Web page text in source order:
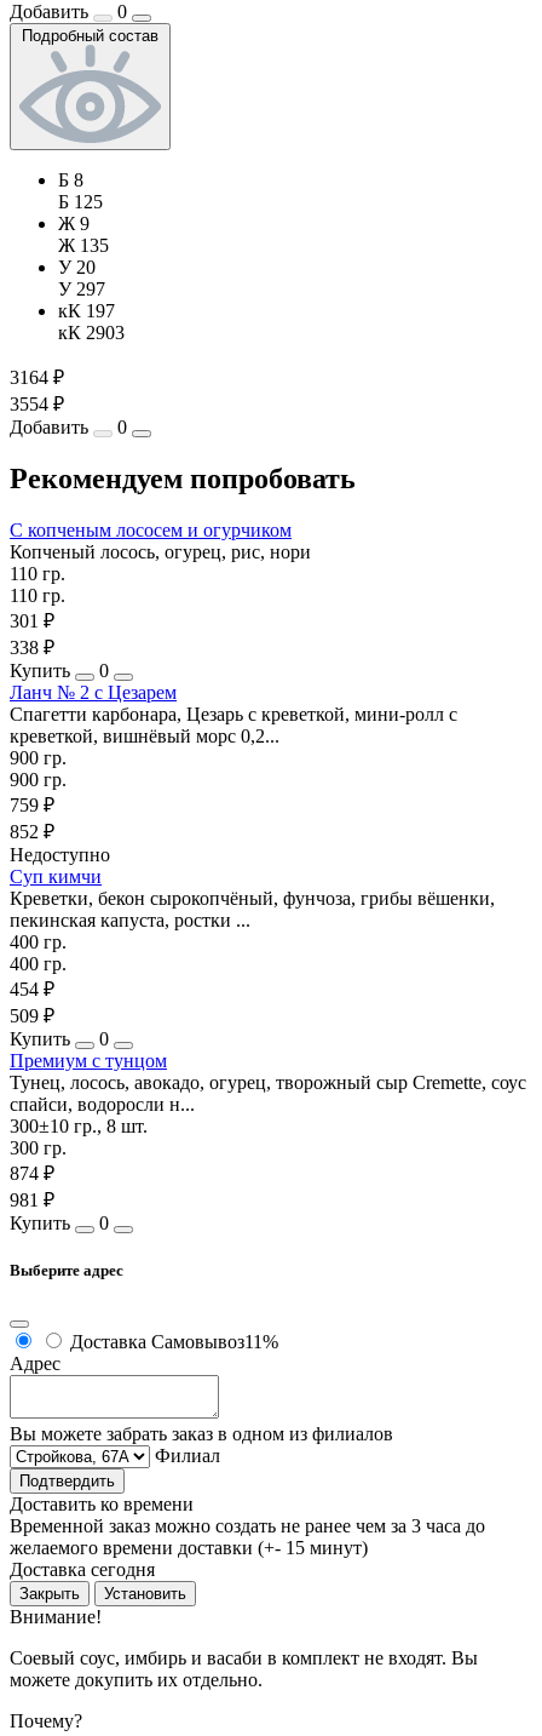
Добавить 0
Подробный состав
Б 8
Б 125
Ж 9
Ж 135
У 20
У 297
кК 197
кК 2903
3164 ₽
3554 ₽
Добавить
0
Рекомендуем попробовать
С копченым лососем и огурчиком
Копченый лосось, огурец, рис, нори
110 гр.
110 гр.
301 ₽
338 ₽
Купить
0
Ланч № 2 с Цезарем
Спагетти карбонара, Цезарь с креветкой, мини-ролл с
креветкой, вишнёвый морс 0,2...
900 гр.
900 гр.
759 ₽
852 ₽
Недоступно
Суп кимчи
Креветки, бекон сырокопчёный, фунчоза, грибы вёшенки,
пекинская капуста, ростки ...
400 гр.
400 гр.
454 ₽
509 ₽
Купить
0
Премиум с тунцом
Тунец, лосось, авокадо, огурец, творожный сыр Cremette, соус
спайси, водоросли н...
300±10 гр., 8 шт.
300 гр.
874 ₽
981 ₽
Купить
0
Выберите адрес
Доставка Самовывоз11%
Адрес
Вы можете забрать заказ в одном из филиалов
Филиал
Подтвердить
Доставить ко времени
Временной заказ можно создать не ранее чем за 3 часа до
желаемого времени доставки (+- 15 минут)
Доставка сегодня
Закрыть Установить
Внимание!
Соевый соус, имбирь и васаби в комплект не входят. Вы
можете докупить их отдельно.
Почему?